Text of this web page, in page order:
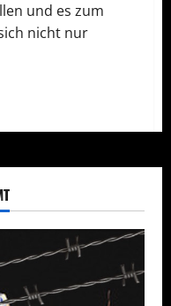
und es zum
nicht nur